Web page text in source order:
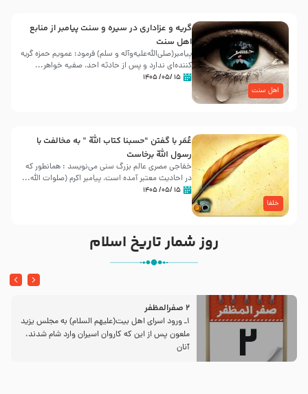
اهل سنت
گریه و عزاداری در سیره و سنت پیامبر از منابع
اهل سنت
پیامبر(صلی‌الله‌علیه‌وآله و سلم) فرمود: عمویم حمزه گریه
کننده‌ای ندارد و پس از حادثه احد، صفیه خواهر...
۱۵ /۰۵/ ۱۴۰۵
خلفا
عُمَر با گفتن “حسبنا كتاب اللّه ” به مخالفت با
رسول اللّه برخاست
خفاجی مصری عالم بزرگ سنی می‌نویسد : همانطور که
در احادیث معتبر آمده است، پیامبر اکرم (صلوات اللّه...
۱۵ /۰۵/ ۱۴۰۵
روز شمار تاریخ اسلام
2 صفرالمظفر
1ـ ورود اسراى اهل بیت‌(علیهم السلام) به مجلس یزید
ملعون پس از این كه كاروان اسیران وارد شام شدند،
آنان